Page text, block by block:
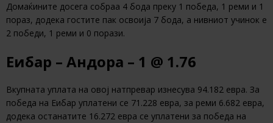
Домаќините досега собраа 4 бода преку 1 победа, 1 реми и 1
пораз, додека гостите пак освоија 7 бода, а нивниот учинок е
2 победи, 1 реми и 0 порази.
Еибар – Андора – 1 @ 1.76
Вкупната уплата на овој натпревар изнесува 94.182 евра. За
победа на Еибар уплатени се 71.228 евра, за реми 6.682 евра,
додека останатите 16.272 евра се уплатени за победа на